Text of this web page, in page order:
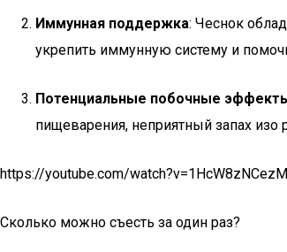
Иммунная поддержка: Чеснок
укрепить иммунную систему и
Потенциальные побочные
пищеварения, неприятный запах
https://youtube.com/watch?v=1HcW8zNCezM
Сколько можно съесть за один раз?